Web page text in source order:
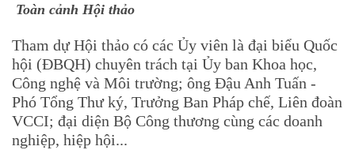
Toàn cảnh Hội thảo
Tham dự Hội thảo có các Ủy viên là đại biểu Quốc
hội (ĐBQH) chuyên trách tại Ủy ban Khoa học,
Công nghệ và Môi trường; ông Đậu Anh Tuấn -
Phó Tổng Thư ký, Trưởng Ban Pháp chế, Liên đoàn
VCCI; đại diện Bộ Công thương cùng các doanh
nghiệp, hiệp hội...